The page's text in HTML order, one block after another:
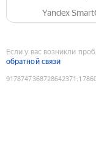
Yandex
Если у вас возникли
обратной связи
9178747368728642371 :